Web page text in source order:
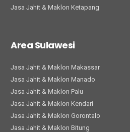
Jasa Jahit & Maklon Ketapang
Area Sulawesi
Jasa Jahit & Maklon Makassar
Jasa Jahit & Maklon Manado
Jasa Jahit & Maklon Palu
Jasa Jahit & Maklon Kendari
Jasa Jahit & Maklon Gorontalo
Jasa Jahit & Maklon Bitung